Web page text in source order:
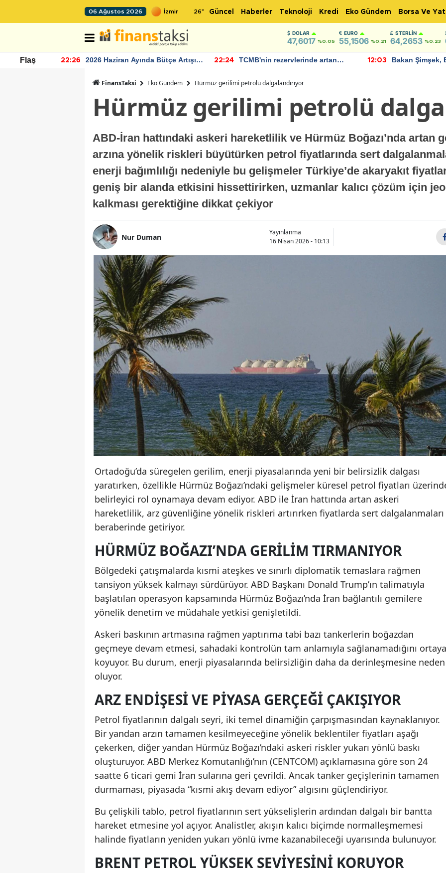
06 Ağustos 2026 26° Güncel Haberler Teknoloji Kredi Eko Gündem Borsa Ve
DOLAR
47,6017 %0.05
EURO
55,1506 %0.21
STERLIN
64,2653 %0.23
Flaş 22:26
2026 Haziran Ayında Bütçe Artışı
22:24
TCMB'nin rezervlerinde artan
12:03
Bakan Şimşek,
FinansTaksi Eko Gündem Hürmüz gerilimi petrolü dalgalandırıyor
Hürmüz gerilimi petrolü
ABD-İran hattındaki askeri hareketlilik ve Hürmüz Boğazı’nda artan
arzına yönelik riskleri büyütürken petrol fiyatlarında sert
enerji bağımlılığı nedeniyle bu gelişmeler Türkiye’de akaryakıt
geniş bir alanda etkisini hissettirirken, uzmanlar kalıcı çözüm için
kalkması gerektiğine dikkat çekiyor
Nur Duman
Yayınlanma
16 Nisan 2026 - 10:13
Ortadoğu’da süregelen gerilim, enerji piyasalarında yeni bir belirsizlik dalgası
yaratırken, özellikle Hürmüz Boğazı’ndaki gelişmeler küresel petrol fiyatları
belirleyici rol oynamaya devam ediyor. ABD ile İran hattında artan askeri
hareketlilik, arz güvenliğine yönelik riskleri artırırken fiyatlarda sert dalgalanmaları
beraberinde getiriyor.
HÜRMÜZ BOĞAZI’NDA GERILIM TIRMANIYOR
Bölgedeki çatışmalarda kısmi ateşkes ve sınırlı diplomatik temaslara rağmen
tansiyon yüksek kalmayı sürdürüyor. ABD Başkanı Donald Trump’ın talimatıyla
başlatılan operasyon kapsamında Hürmüz Boğazı’nda İran bağlantılı gemilere
yönelik denetim ve müdahale yetkisi genişletildi.
Askeri baskının artmasına rağmen yaptırıma tabi bazı tankerlerin boğazdan
geçmeye devam etmesi, sahadaki kontrolün tam anlamıyla sağlanamadığını ortaya
koyuyor. Bu durum, enerji piyasalarında belirsizliğin daha da derinleşmesine neden
oluyor.
ARZ ENDIŞESI VE PIYASA GERÇEĞI ÇAKIŞIYOR
Petrol fiyatlarının dalgalı seyri, iki temel dinamiğin çarpışmasından kaynaklanıyor.
Bir yandan arzın tamamen kesilmeyeceğine yönelik beklentiler fiyatları aşağı
çekerken, diğer yandan Hürmüz Boğazı’ndaki askeri riskler yukarı yönlü baskı
oluşturuyor. ABD Merkez Komutanlığı’nın (CENTCOM) açıklamasına göre son 24
saatte 6 ticari gemi İran sularına geri çevrildi. Ancak tanker geçişlerinin tamamen
durmaması, piyasada “kısmi akış devam ediyor” algısını güçlendiriyor.
Bu çelişkili tablo, petrol fiyatlarının sert yükselişlerin ardından dalgalı bir bantta
hareket etmesine yol açıyor. Analistler, akışın kalıcı biçimde normalleşmemesi
halinde fiyatların yeniden yukarı yönlü ivme kazanabileceği uyarısında bulunuyor.
BRENT PETROL YÜKSEK SEVIYESINI KORUYOR